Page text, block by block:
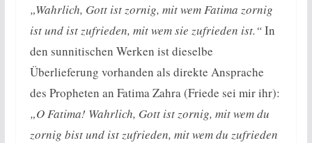
„Wahrlich, Gott ist zornig, mit wem Fatima zornig
ist und ist zufrieden, mit wem sie zufrieden ist.“In
den sunnitischen Werken ist dieselbe
Überlieferung vorhanden als direkte Ansprache
des Propheten an Fatima Zahra (Friede sei mir ihr):
„O Fatima! Wahrlich, Gott ist zornig, mit wem du
zornig bist und ist zufrieden, mit wem du zufrieden